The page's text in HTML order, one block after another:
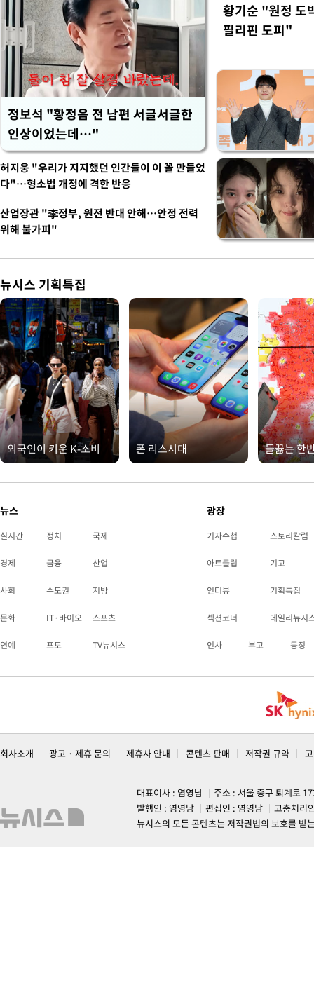
정보석 "황정음 전 남편 서글서글한
인상이었는데…"
황기순 "원정 도
필리핀 도피"
허지웅 "우리가 지지했던 인간들이 이 꼴 만들었
다"…형소법 개정에 격한 반응
산업장관 "李정부, 원전 반대 안해…안정 전력
위해 불가피"
뉴시스 기획특집
외국인이 키운 K-소비 폰 리스시대 들끓는 한
뉴스
실시간 정치 국제
경제 금융 산업
사회 수도권 지방
문화 IT·바이오 스포츠
연예 포토 TV뉴시스
광장
기자수첩 스토리칼럼
아트클럽 기고
인터뷰 기획특집
섹션코너 데일리뉴시
인사 부고 동정
회사소개 광고 · 제휴 문의 제휴사 안내 콘텐츠 판매 저작권 규약
대표이사 : 염영남
주소 : 서울 중구 퇴계로
발행인 : 염영남
편집인 : 염영남
고충처리
뉴시스의 모든 콘텐츠는 저작권법의 보호를